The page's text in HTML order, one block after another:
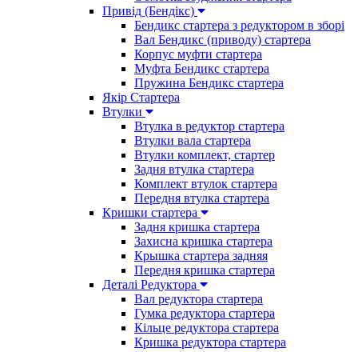
Привід (Бендікс)
Бендикс стартера з редуктором в зборі
Вал Бендикс (приводу) стартера
Корпус муфти стартера
Муфта Бендикс стартера
Пружина Бендикс стартера
Якір Стартера
Втулки
Втулка в редуктор стартера
Втулки вала стартера
Втулки комплект, стартер
Задня втулка стартера
Комплект втулок стартера
Передня втулка стартера
Кришки стартера
Задня кришка стартера
Захисна кришка стартера
Крышка стартера задняя
Передня кришка стартера
Деталі Редуктора
Вал редуктора стартера
Гумка редуктора стартера
Кільце редуктора стартера
Кришка редуктора стартера